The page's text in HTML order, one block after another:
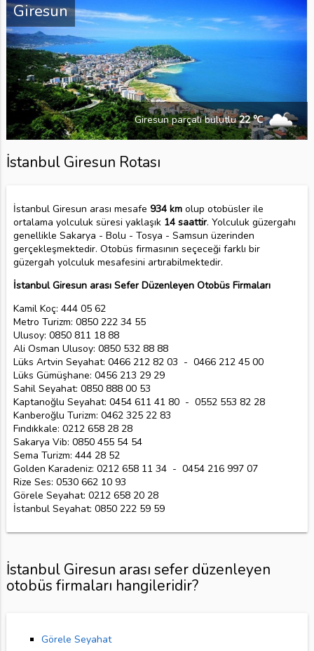
Giresun
Giresun parçalı bulutlu22 ℃
İstanbul Giresun Rotası
İstanbul Giresun arası mesafe 934 kmolup otobüsler ile
ortalama yolculuk süresi yaklaşık 14 saattir. Yolculuk güzergahı
genellikle Sakarya - Bolu - Tosya - Samsun üzerinden
gerçekleşmektedir. Otobüs firmasının seçeceği farklı bir
güzergah yolculuk mesafesini artırabilmektedir.
İstanbul Giresun arası Sefer Düzenleyen Otobüs Firmaları
Kamil Koç: 444 05 62
Metro Turizm: 0850 222 34 55
Ulusoy: 0850 811 18 88
Ali Osman Ulusoy: 0850 532 88 88
Lüks Artvin Seyahat: 0466 212 82 03 - 0466 212 45 00
Lüks Gümüşhane: 0456 213 29 29
Sahil Seyahat: 0850 888 00 53
Kaptanoğlu Seyahat: 0454 611 41 80 - 0552 553 82 28
Kanberoğlu Turizm: 0462 325 22 83
Fındıkkale: 0212 658 28 28
Sakarya Vib: 0850 455 54 54
Sema Turizm: 444 28 52
Golden Karadeniz: 0212 658 11 34 - 0454 216 997 07
Rize Ses: 0530 662 10 93
Görele Seyahat: 0212 658 20 28
İstanbul Seyahat: 0850 222 59 59
İstanbul Giresun arası sefer düzenleyen
otobüs firmaları hangileridir?
Görele Seyahat